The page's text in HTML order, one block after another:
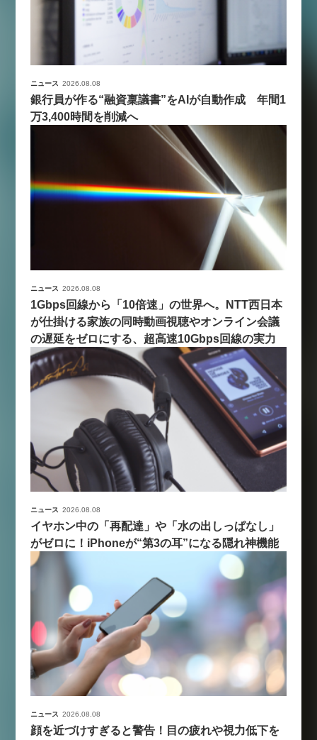
ニュース 2026.08.08
銀行員が作る“融資稟議書”をAIが自動作成 年間1
万3,400時間を削減へ
ニュース 2026.08.08
1Gbps回線から「10倍速」の世界へ。NTT西日本
が仕掛ける家族の同時動画視聴やオンライン会議
の遅延をゼロにする、超高速10Gbps回線の実力
ニュース 2026.08.08
イヤホン中の「再配達」や「水の出しっぱなし」
がゼロに！iPhoneが“第3の耳”になる隠れ神機能
ニュース 2026.08.08
顔を近づけすぎると警告！目の疲れや視力低下を